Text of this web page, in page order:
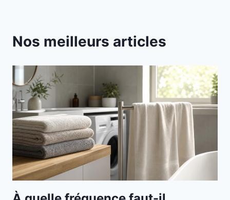
Nos meilleurs articles